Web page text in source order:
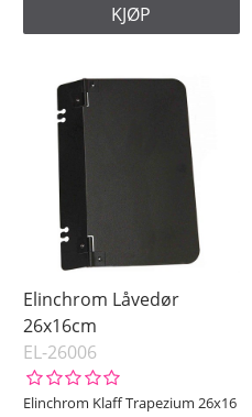
KJØP
Elinchrom Låvedør
26x16cm
EL-26006
Elinchrom Klaff Trapezium 26x16